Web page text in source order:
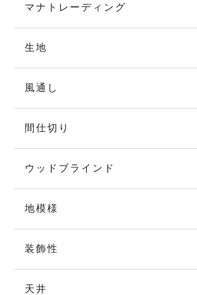
マナトレーディング
生地
風通し
間仕切り
ウッドブラインド
地模様
装飾性
天井